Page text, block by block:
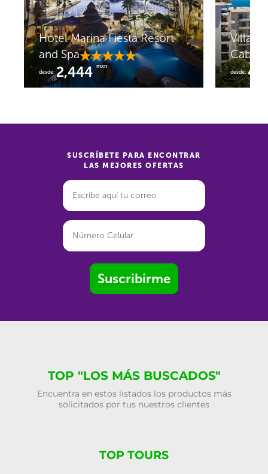
Hotel Marina Fiesta Resort
and Spa
desde: 2,444mxn
Villa
Cabos
desde:
SUSCRÍBETE PARA ENCONTRAR
LAS MEJORES OFERTAS
Suscribirme
TOP "LOS MÁS BUSCADOS"
Encuentra en estos listados los productos más
solicitados por tus nuestros clientes
TOP TOURS